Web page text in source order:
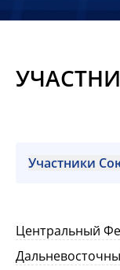
Материалы
опытом
Участники
Центральный